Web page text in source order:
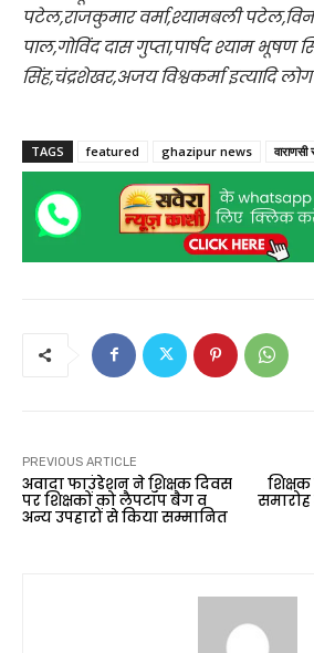
पटेल,राजकुमार वर्मा,श्यामबली
पाल,गोविंद दास गुप्ता,पार्षद श्याम भूषण
सिंह,चंद्रशेखर,अजय विश्वकर्मा इत्यादि
TAGS featured ghazipur news वाराणसी
PREVIOUS ARTICLE
अवादा फाउंडेशन ने शिक्षक दिवस
पर शिक्षकों को लैपटॉप बैग व
अन्य उपहारों से किया सम्मानित